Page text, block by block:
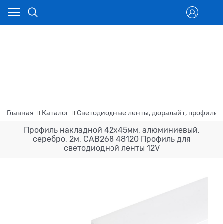
Главная Каталог Светодиодные ленты, дюралайт, профили
Профиль накладной 42х45мм, алюминиевый,
серебро, 2м, CAB268 48120 Профиль для
светодиодной ленты 12V